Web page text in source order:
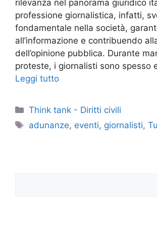
rilevanza nel panorama giuridico
professione giornalistica, infatti,
fondamentale nella società,
all’informazione e contribuendo
dell’opinione pubblica. Durante
proteste, i giornalisti sono spesso
Leggi tutto
Categorie
Think tank - Diritti civili
Tag
adunanze, eventi, giornalisti,